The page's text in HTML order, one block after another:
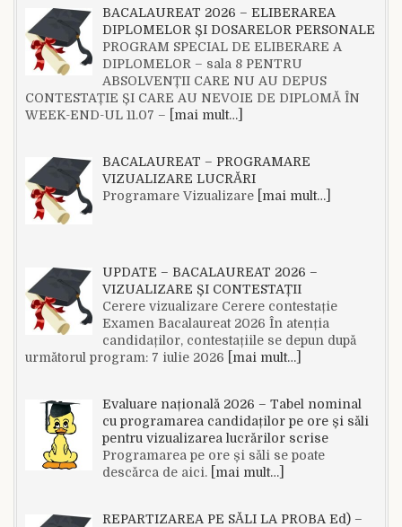
BACALAUREAT 2026 – ELIBERAREA
DIPLOMELOR ȘI DOSARELOR PERSONALE
PROGRAM SPECIAL DE ELIBERARE A
DIPLOMELOR – sala 8 PENTRU
ABSOLVENȚII CARE NU AU DEPUS
CONTESTAȚIE ȘI CARE AU NEVOIE DE DIPLOMĂ ÎN
WEEK-END-UL 11.07 –
[mai mult…]
BACALAUREAT – PROGRAMARE
VIZUALIZARE LUCRĂRI
Programare Vizualizare[mai mult…]
UPDATE – BACALAUREAT 2026 –
VIZUALIZARE ȘI CONTESTAȚII
Cerere vizualizare Cerere contestație
Examen Bacalaureat 2026 În atenția
candidaților, contestațiile se depun după
următorul program: 7 iulie 2026
[mai mult…]
Evaluare națională 2026 – Tabel nominal
cu programarea candidaților pe ore și săli
pentru vizualizarea lucrărilor scrise
Programarea pe ore și săli se poate
descărca de aici.[mai mult…]
REPARTIZAREA PE SĂLI LA PROBA Ed) –